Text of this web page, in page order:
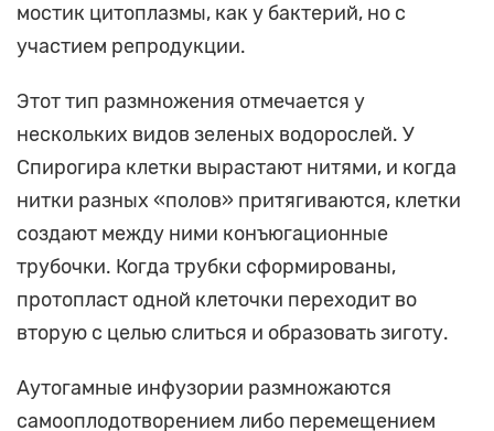
мостик цитоплазмы, как у бактерий, но с
участием репродукции.
Этот тип размножения отмечается у
нескольких видов зеленых водорослей. У
Спирогира клетки вырастают нитями, и когда
нитки разных «полов» притягиваются, клетки
создают между ними конъюгационные
трубочки. Когда трубки сформированы,
протопласт одной клеточки переходит во
вторую с целью слиться и образовать зиготу.
Аутогамные инфузории размножаются
самооплодотворением либо перемещением